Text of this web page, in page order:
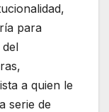
para
a quien le
serie de